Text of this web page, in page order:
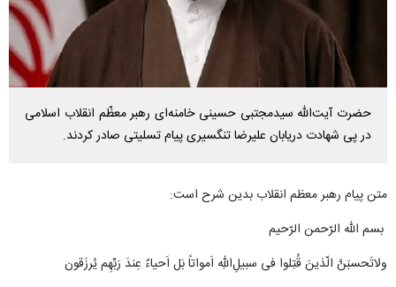
حضرت آیت‌الله سیدمجتبی حسینی خامنه‌ای رهبر معظّم انقلاب اسلامی
در پی شهادت دریابان علیرضا تنگسیری پیام تسلیتی صادر کردند.
متن پیام رهبر معظم انقلاب بدین شرح است:
بسم الله الرّحمن الرّحیم
ولاتَحسبَنَّ الّذینَ قُتِلوا فی سبیلِ‌اللهِ اَمواتاً بَل اَحیاءٌ عِندَ رَبِّهِم یُرزَقون